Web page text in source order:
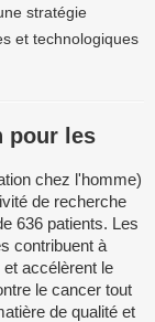
stratégie
et technologiques
pour les
chez l'homme)
de recherche
636 patients. Les
contribuent à
accélèrent le
le cancer tout
de qualité et